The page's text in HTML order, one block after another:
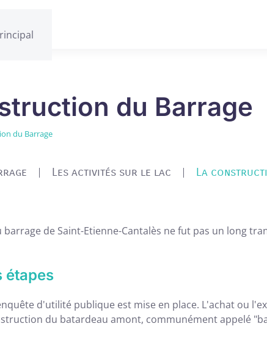
du Barrage
du Barrage
Les activités sur le lac La
de Saint-Etienne-Cantalès ne fut pas un long
étapes
d'utilité publique est mise en place. L'achat ou
du batardeau amont, communément appelé